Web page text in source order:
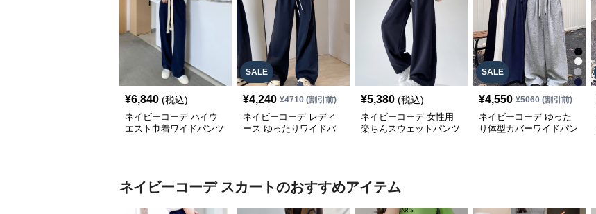
¥6,840 (税込)
ネイビーコーデ ハイウ
エスト巾着ワイドパンツ
SALE
¥4,240 ¥4710(割引前)
ネイビーコーデ レディ
ース ゆったりワイドパ
¥5,380 (税込)
ネイビーコーデ 女性用
楽ちんスウェットパンツ
SALE
¥4,550 ¥5060(割引前)
ネイビーコーデ ゆった
り体型カバーワイドパン
ネイビーコーデ スカートのおすすめアイテム